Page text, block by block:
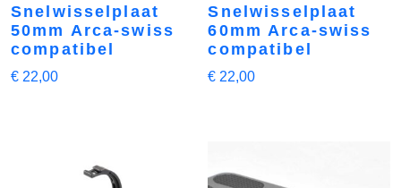
Snelwisselplaat
50mm Arca-swiss
compatibel
€ 22,00
Snelwisselplaat
60mm Arca-swiss
compatibel
€ 22,00